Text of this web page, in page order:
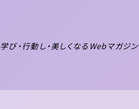
学び・行動し・美しくなるWebマガジン